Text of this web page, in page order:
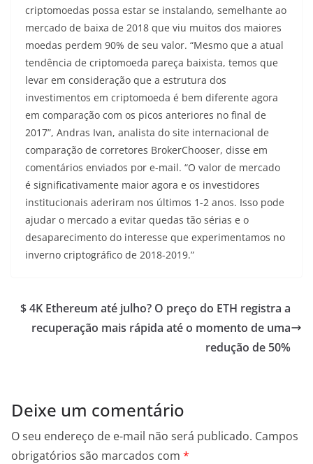
criptomoedas possa estar se instalando, semelhante ao
mercado de baixa de 2018 que viu muitos dos maiores
moedas perdem 90% de seu valor. “Mesmo que a atual
tendência de criptomoeda pareça baixista, temos que
levar em consideração que a estrutura dos
investimentos em criptomoeda é bem diferente agora
em comparação com os picos anteriores no final de
2017”, Andras Ivan, analista do site internacional de
comparação de corretores BrokerChooser, disse em
comentários enviados por e-mail. “O valor de mercado
é significativamente maior agora e os investidores
institucionais aderiram nos últimos 1-2 anos. Isso pode
ajudar o mercado a evitar quedas tão sérias e o
desaparecimento do interesse que experimentamos no
inverno criptográfico de 2018-2019.”
$ 4K Ethereum até julho? O preço do ETH registra a
recuperação mais rápida até o momento de uma
redução de 50%
Deixe um comentário
O seu endereço de e-mail não será publicado. Campos
obrigatórios são marcados com *